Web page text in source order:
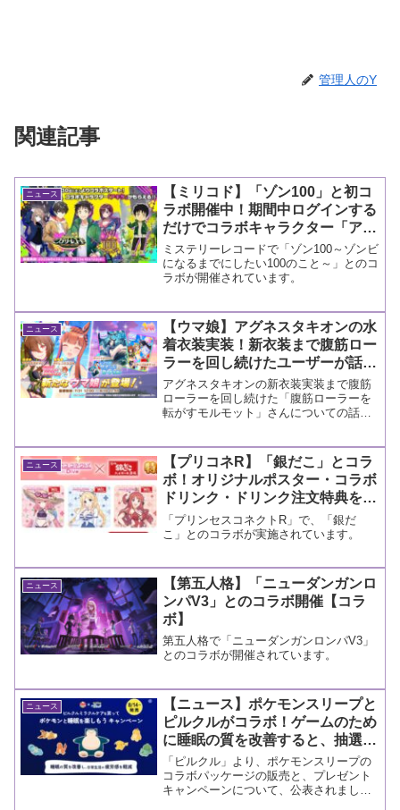
管理人のY
関連記事
ニュース
【ミリコド】「ゾン100」と初コ
ラボ開催中！期間中ログインする
だけでコラボキャラクター「アキ
ラ」がゲットできるチャンス！
【コラボ情報】
ミステリーレコードで「ゾン100～ゾンビ
になるまでにしたい100のこと～」とのコ
ラボが開催されています。
ニュース
【ウマ娘】アグネスタキオンの水
着衣装実装！新衣装まで腹筋ロー
ラーを回し続けたユーザーが話題
に
アグネスタキオンの新衣装実装まで腹筋
ローラーを回し続けた「腹筋ローラーを
転がすモルモット」さんについての話題
ニュース
【プリコネR】「銀だこ」とコラ
ボ！オリジナルポスター・コラボ
ドリンク・ドリンク注文特典をご
紹介【コラボ情報】
「プリンセスコネクトR」で、「銀だ
こ」とのコラボが実施されています。
ニュース
【第五人格】「ニューダンガンロ
ンパV3」とのコラボ開催【コラ
ボ】
第五人格で「ニューダンガンロンパV3」
とのコラボが開催されています。
ニュース
【ニュース】ポケモンスリープと
ピルクルがコラボ！ゲームのため
に睡眠の質を改善すると、抽選で
プレゼントがもらえる！？
「ピルクル」より、ポケモンスリープの
コラボパッケージの販売と、プレゼント
キャンペーンについて、公表されまし